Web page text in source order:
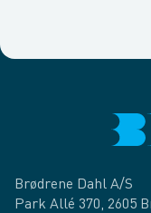
Brødrene Dahl A/S
Park Allé 370, 2605